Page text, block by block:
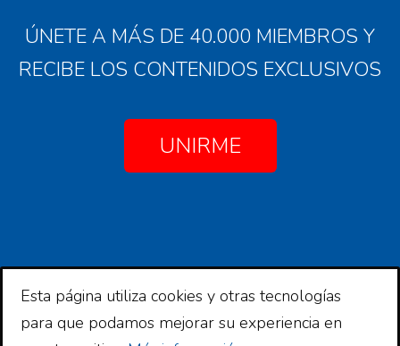
ÚNETE A MÁS DE 40.000 MIEMBROS Y
RECIBE LOS CONTENIDOS EXCLUSIVOS
UNIRME
Copyright © 2026 Comunidad Financiera
Copyright © 2026 ·Comunidad Financiera
Esta página utiliza cookies y otras tecnologías
para que podamos mejorar su experiencia en